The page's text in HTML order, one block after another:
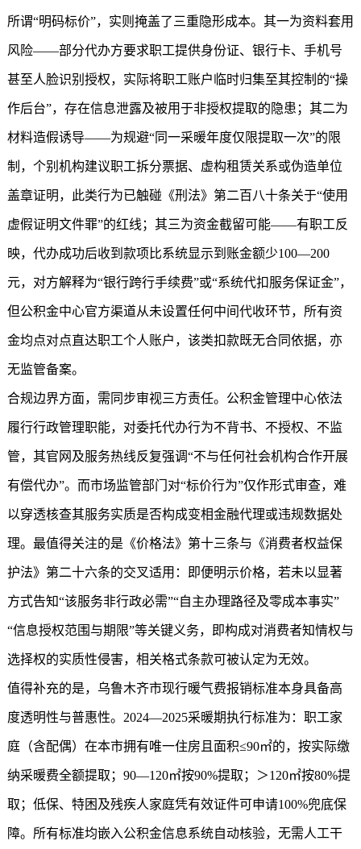
所谓“明码标价”，实则掩盖了三重隐形成本。其一为资料套用
风险——部分代办方要求职工提供身份证、银行卡、手机号
甚至人脸识别授权，实际将职工账户临时归集至其控制的“操
作后台”，存在信息泄露及被用于非授权提取的隐患；其二为
材料造假诱导——为规避“同一采暖年度仅限提取一次”的限
制，个别机构建议职工拆分票据、虚构租赁关系或伪造单位
盖章证明，此类行为已触碰《刑法》第二百八十条关于“使用
虚假证明文件罪”的红线；其三为资金截留可能——有职工反
映，代办成功后收到款项比系统显示到账金额少100—200
元，对方解释为“银行跨行手续费”或“系统代扣服务保证金”，
但公积金中心官方渠道从未设置任何中间代收环节，所有资
金均点对点直达职工个人账户，该类扣款既无合同依据，亦
无监管备案。
合规边界方面，需同步审视三方责任。公积金管理中心依法
履行行政管理职能，对委托代办行为不背书、不授权、不监
管，其官网及服务热线反复强调“不与任何社会机构合作开展
有偿代办”。而市场监管部门对“标价行为”仅作形式审查，难
以穿透核查其服务实质是否构成变相金融代理或违规数据处
理。最值得关注的是《价格法》第十三条与《消费者权益保
护法》第二十六条的交叉适用：即便明示价格，若未以显著
方式告知“该服务非行政必需”“自主办理路径及零成本事实”
“信息授权范围与期限”等关键义务，即构成对消费者知情权与
选择权的实质性侵害，相关格式条款可被认定为无效。
值得补充的是，乌鲁木齐市现行暖气费报销标准本身具备高
度透明性与普惠性。2024—2025采暖期执行标准为：职工家
庭（含配偶）在本市拥有唯一住房且面积≤90㎡的，按实际缴
纳采暖费全额提取；90—120㎡按90%提取；＞120㎡按80%提
取；低保、特困及残疾人家庭凭有效证件可申请100%兜底保
障。所有标准均嵌入公积金信息系统自动核验，无需人工干